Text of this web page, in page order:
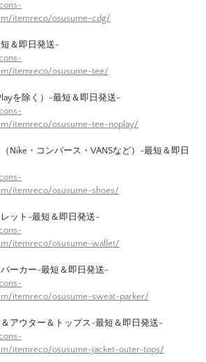
itemreco/osusume-cdg/
＆即日発送-
itemreco/osusume-tee/
を除く）-最短＆即日発送-
itemreco/osusume-tee-noplay/
Nike・コンバース・VANSなど）-最短＆即日
itemreco/osusume-shoes/
ット-最短＆即日発送-
itemreco/osusume-wallet/
ーカー-最短＆即日発送-
itemreco/osusume-sweat-parker/
アウター＆トップス-最短＆即日発送-
itemreco/osusume-jacket-outer-tops/